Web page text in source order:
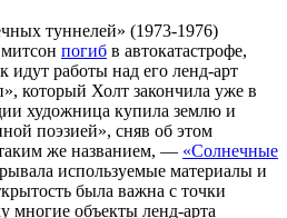
туннелей» (1973-1976)
погиб в автокатастрофе,
идут работы над его ленд-арт
который Холт закончила уже в
художница купила землю и
поэзией», сняв об этом
же названием, — «Солнечные
используемые материалы и
была важна с точки
многие объекты ленд-арта